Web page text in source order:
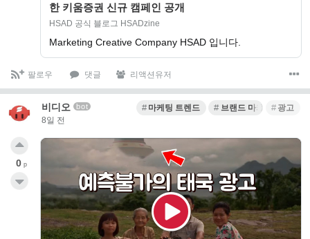
한 키움증권 신규 캠페인 공개
HSAD 공식 블로그 HSADzine
Marketing Creative Company HSAD 입니다.
팔로우 댓글 리액션유저
비디오 bot
8일 전
마케팅 트렌드 브랜드 마케팅 광고
0 p